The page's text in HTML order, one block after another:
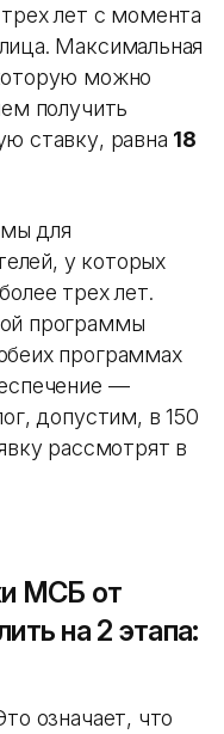
лет с момента
Максимальная
можно
получить
ставку, равна 18
для
у которых
трех лет.
программы
программах
—
допустим, в 150
рассмотрят в
МСБ от
на 2 этапа:
означает, что